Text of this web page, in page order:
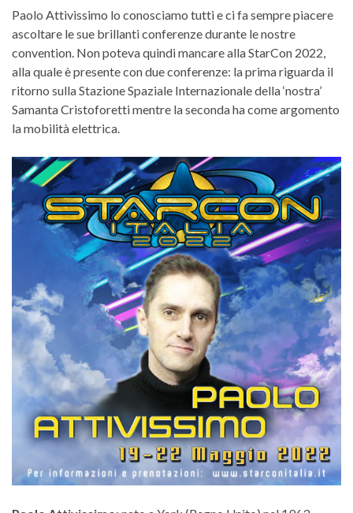
Paolo Attivissimo lo conosciamo tutti e ci fa sempre piacere
ascoltare le sue brillanti conferenze durante le nostre
convention. Non poteva quindi mancare alla StarCon 2022,
alla quale è presente con due conferenze: la prima riguarda il
ritorno sulla Stazione Spaziale Internazionale della ‘nostra’
Samanta Cristoforetti mentre la seconda ha come argomento
la mobilità elettrica.